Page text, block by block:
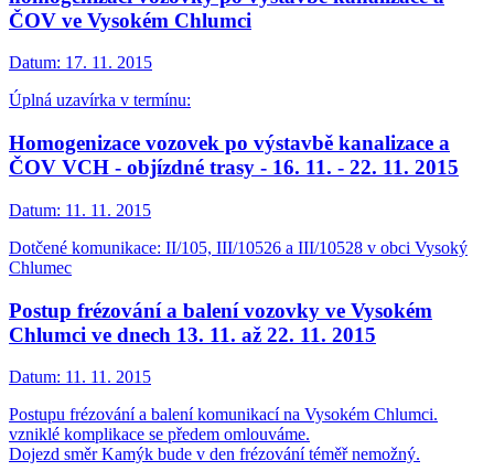
ČOV ve Vysokém Chlumci
Datum: 17. 11. 2015
Úplná uzavírka v termínu:
Homogenizace vozovek po výstavbě kanalizace a
ČOV VCH - objízdné trasy - 16. 11. - 22. 11. 2015
Datum: 11. 11. 2015
Dotčené komunikace: II/105, III/10526 a III/10528 v obci Vysoký
Chlumec
Postup frézování a balení vozovky ve Vysokém
Chlumci ve dnech 13. 11. až 22. 11. 2015
Datum: 11. 11. 2015
Postupu frézování a balení komunikací na Vysokém Chlumci.
vzniklé komplikace se předem omlouváme.
Dojezd směr Kamýk bude v den frézování téměř nemožný.